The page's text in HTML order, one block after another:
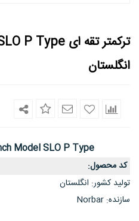
انگلستان
Model SLO P Type
کد محصول:
تولید کشور: انگلستان
سازنده:
Norbar